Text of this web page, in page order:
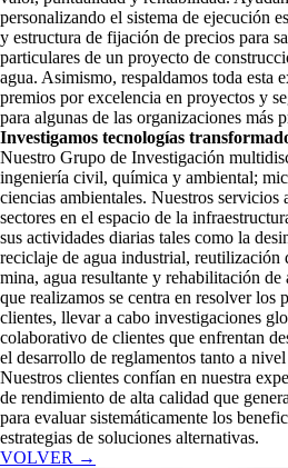
personalizando el sistema de ejecución
y estructura de fijación de precios para
particulares de un proyecto de
agua. Asimismo, respaldamos toda esta
premios por excelencia en proyectos y
para algunas de las organizaciones más
Investigamos tecnologías
Nuestro Grupo de Investigación
ingeniería civil, química y ambiental;
ciencias ambientales. Nuestros servicios
sectores en el espacio de la
sus actividades diarias tales como la
reciclaje de agua industrial, reutilización
mina, agua resultante y rehabilitación de
que realizamos se centra en resolver los
clientes, llevar a cabo investigaciones
colaborativo de clientes que enfrentan
el desarrollo de reglamentos tanto a
Nuestros clientes confían en nuestra
de rendimiento de alta calidad que
para evaluar sistemáticamente los
estrategias de soluciones alternativas.
VOLVER →